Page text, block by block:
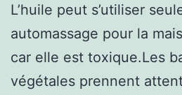
L’huile peut s’utiliser
automassage pour la
car elle est toxique.Les
végétales prennent